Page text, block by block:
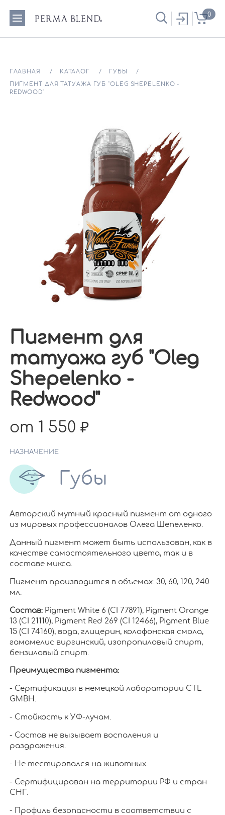
0
ГЛАВНАЯ КАТАЛОГ ГУБЫ
ПИГМЕНТ ДЛЯ ТАТУАЖА ГУБ "OLEG SHEPELENKO -
REDWOOD"
Пигмент для
татуажа губ "Oleg
Shepelenko -
Redwood"
от 1 550
НАЗНАЧЕНИЕ
Губы
Авторский мутный красный пигмент от одного
из мировых профессионалов Олега Шепеленко.
Данный пигмент может быть использован, как в
качестве самостоятельного цвета, так и в
составе микса.
Пигмент производится в объемах: 30, 60, 120, 240
мл.
Состав:Pigment White 6 (CI 77891), Pigment Orange
13 (CI 21110), Pigment Red 269 (CI 12466), Pigment Blue
15 (CI 74160), вода, глицерин, колофонская смола,
гамамелис виргинский, изопропиловый спирт,
бензиловый спирт.
Преимущества пигмента:
- Сертификация в немецкой лаборатории CTL
GMBH.
- Стойкость к УФ-лучам.
- Состав не вызывает воспаления и
раздражения.
- Не тестировался на животных.
- Сертифицирован на территории РФ и стран
СНГ.
- Профиль безопасности в соответствии с